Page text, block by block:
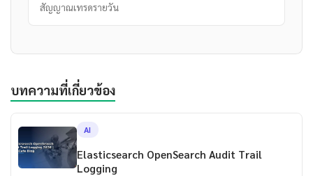
สัญญาณเทรดรายวัน
บทความที่เกี่ยวข้อง
AI
Elasticsearch OpenSearch Audit Trail
Logging